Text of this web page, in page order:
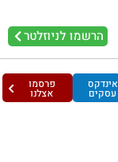
הרשמו לניוזלטר
אינדקס
עסקים
פרסמו
אצלנו